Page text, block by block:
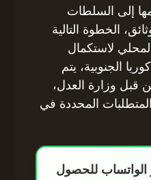
إلى السلطات
الخطوة التالية
لاستكمال
الجنوبية، يتم
قبل وزارة العدل،
المحددة في
الواتساب للحصول